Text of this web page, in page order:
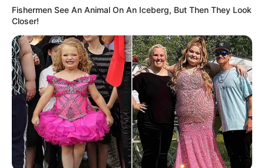
Fishermen See An Animal On An Iceberg, But Then They Look
Closer!